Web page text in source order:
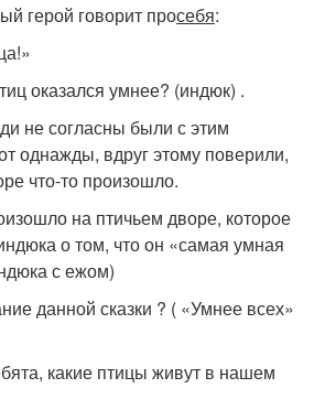
герой говорит просебя:
оказался умнее? (индюк) .
не согласны были с этим
однажды, вдруг этому поверили,
что-то произошло.
на птичьем дворе, которое
о том, что он «самая умная
с ежом)
данной сказки ? ( «Умнее всех»
какие птицы живут в нашем